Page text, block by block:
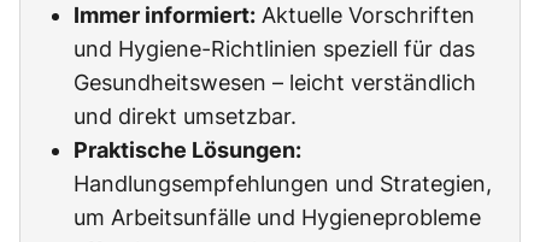
Immer informiert: Aktuelle Vorschriften
und Hygiene-Richtlinien speziell für das
Gesundheitswesen – leicht verständlich
und direkt umsetzbar.
Praktische Lösungen:
Handlungsempfehlungen und Strategien,
um Arbeitsunfälle und Hygieneprobleme